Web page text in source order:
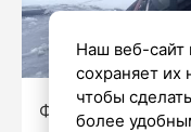
Фото: МЧС
Наш веб-сайт
сохраняет их
чтобы
более